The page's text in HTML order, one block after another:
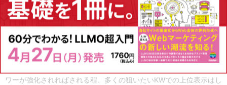
日常から高品質なコンテンツを提供する体制
を確立しておく
日常的に、高品質なコンテンツを新規作成・リライトをしておくこ
ワーが強化されればされる程、多くの狙いたいKWでの上位表示はし